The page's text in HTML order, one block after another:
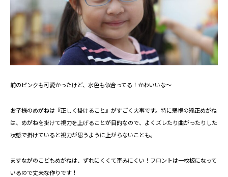
前のピンクも可愛かったけど、水色も似合ってる！かわいいな～
お子様のめがねは『正しく掛けること』がすごく大事です。特に弱視の矯正めがね
は、めがねを掛けて視力を上げることが目的なので、よくズレたり曲がったりした
状態で掛けていると視力が思うように上がらないことも。
ますながのこどもめがねは、ずれにくくて歪みにくい！フロントは一枚板になって
いるので丈夫な作りです！